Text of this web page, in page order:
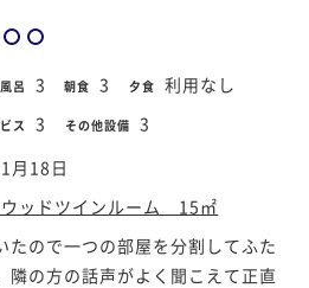
風呂 3 朝食 3 夕食 利用なし
ス 3 その他設備 3
月18日
ッドツインルーム 15㎡
たので一つの部屋を分割してふた
隣の方の話声がよく聞こえて正直